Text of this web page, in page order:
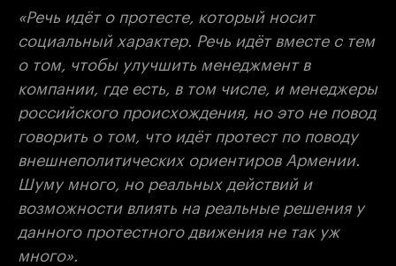
«Речь идёт о протесте, который носит
социальный характер. Речь идёт вместе с тем
о том, чтобы улучшить менеджмент в
компании, где есть, в том числе, и менеджеры
российского происхождения, но это не повод
говорить о том, что идёт протест по поводу
внешнеполитических ориентиров Армении.
Шуму много, но реальных действий и
возможности влиять на реальные решения у
данного протестного движения не так уж
много».